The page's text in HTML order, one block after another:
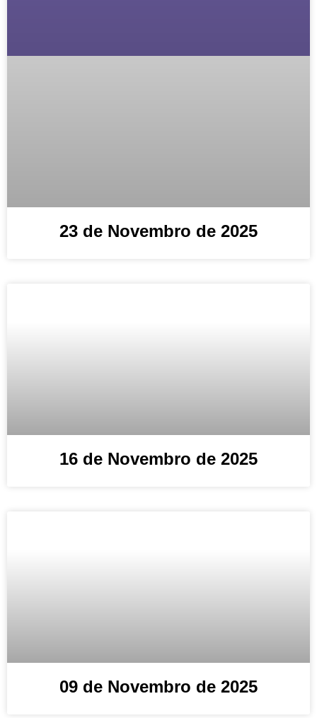
23 de Novembro de 2025
16 de Novembro de 2025
09 de Novembro de 2025